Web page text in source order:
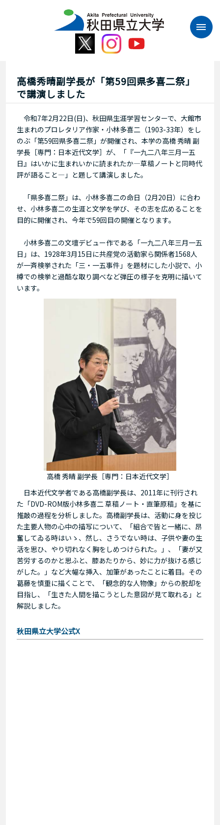
高橋秀晴副学長が「第59回県多喜二祭」
で講演しました
令和7年2月22日(日)、秋田県生涯学習センターで、大館市
生まれのプロレタリア作家・小林多喜二（1903-33年）をし
のぶ「第59回県多喜二祭」が開催され、本学の高橋 秀晴 副
学長［専門：日本近代文学］が、「『一九二八年三月一五
日』はいかに生まれいかに読まれたか―草稿ノートと同時代
評が語ること―」と題して講演しました。
「県多喜二祭」は、小林多喜二の命日（2月20日）に合わ
せ、小林多喜二の生涯と文学を学び、その志を広めることを
目的に開催され、今年で59回目の開催となります。
小林多喜二の文壇デビュー作である「一九二八年三月一五
日」は、1928年3月15日に共産党の活動家ら関係者1568人
が一斉検挙された「三・一五事件」を題材にした小説で、小
樽での検挙と過酷な取り調べなど弾圧の様子を克明に描いて
います。
高橋 秀晴 副学長［専門：日本近代文学］
日本近代文学者である高橋副学長は、2011年に刊行され
た「DVD-ROM版小林多喜二 草稿ノート・直筆原稿」を基に
推敲の過程を分析しました。高橋副学長は、活動に身を投じ
た主要人物の心中の描写について、「組合で皆と一緒に、昂
奮してゐる時はいゝ、然し、さうでない時は、子供や妻の生
活を思ひ、やり切れなく胸をしめつけられた。」、「妻が又
苦労するのかと思ふと、膝あたりから、妙に力が抜ける感じ
がした。」など大幅な挿入、加筆があったことに着目。その
葛藤を慎重に描くことで、「観念的な人物像」からの脱却を
目指し、「生きた人間を描こうとした意図が見て取れる」と
解説しました。
秋田県立大学公式X